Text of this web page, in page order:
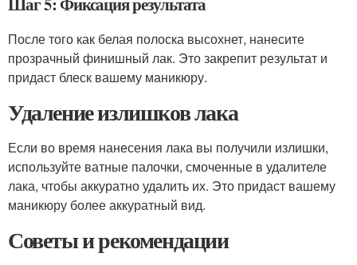
После того как белая полоска высохнет, нанесите
прозрачный финишный лак. Это закрепит результат и
придаст блеск вашему маникюру.
Удаление излишков лака
Если во время нанесения лака вы получили излишки,
используйте ватные палочки, смоченные в удалителе
лака, чтобы аккуратно удалить их. Это придаст вашему
маникюру более аккуратный вид.
Советы и рекомендации